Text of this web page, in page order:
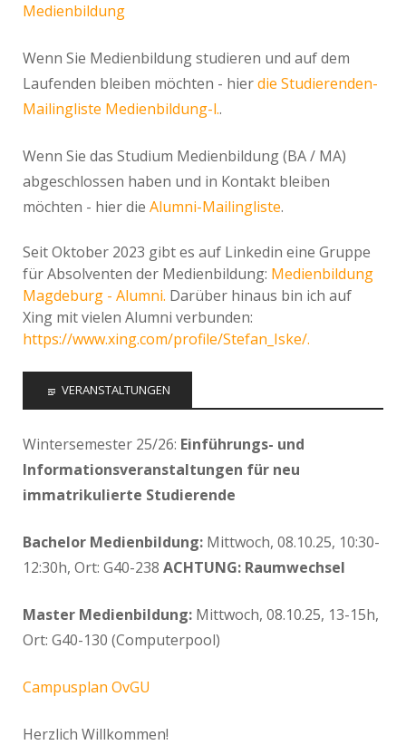
Medienbildung
Wenn Sie Medienbildung studieren und auf dem
Laufenden bleiben möchten - hierdie Studierenden-
Mailingliste Medienbildung-l..
Wenn Sie das Studium Medienbildung (BA / MA)
abgeschlossen haben und in Kontakt bleiben
möchten - hier die Alumni-Mailingliste.
Seit Oktober 2023 gibt es auf Linkedin eine Gruppe
für Absolventen der Medienbildung: Medienbildung
Magdeburg - Alumni. Darüber hinaus bin ich auf
Xing mit vielen Alumni verbunden:
https://www.xing.com/profile/Stefan_Iske/.
VERANSTALTUNGEN
Wintersemester 25/26: Einführungs- und
Informationsveranstaltungen für neu
immatrikulierte Studierende
Bachelor Medienbildung: Mittwoch, 08.10.25, 10:30-
12:30h, Ort: G40-238 ACHTUNG: Raumwechsel
Master Medienbildung: Mittwoch, 08.10.25, 13-15h,
Ort: G40-130 (Computerpool)
Campusplan OvGU
Herzlich Willkommen!